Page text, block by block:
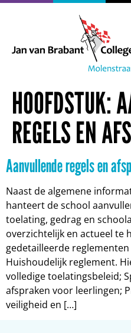
HOOFDSTUK:
REGELS EN
Aanvullende regels en
Naast de algemene
hanteert de school
toelating, gedrag en
overzichtelijk en actueel te
gedetailleerde
Huishoudelijk reglement.
volledige toelatingsbeleid;
afspraken voor leerlingen;
veiligheid en […]